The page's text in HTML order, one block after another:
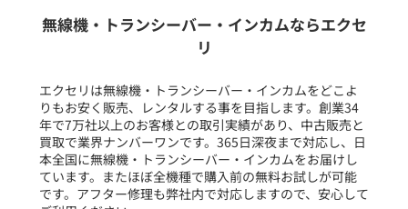
フリーワード入力(製品名等)
選択条件をリセット
無線機・トランシーバー・インカムならエクセ
リ
エクセリは無線機・トランシーバー・インカムをどこよ
りもお安く販売、レンタルする事を目指します。創業34
年で7万社以上のお客様との取引実績があり、中古販売と
買取で業界ナンバーワンです。365日深夜まで対応し、日
本全国に無線機・トランシーバー・インカムをお届けし
ています。またほぼ全機種で購入前の無料お試しが可能
です。アフター修理も弊社内で対応しますので、安心して